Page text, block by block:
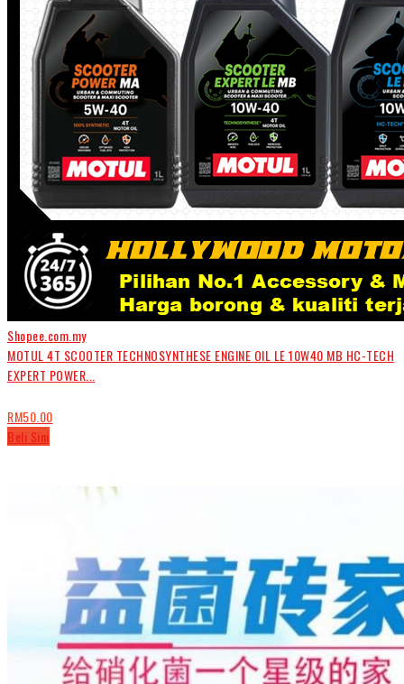
Shopee.com.my
MOTUL 4T SCOOTER TECHNOSYNTHESE ENGINE OIL LE 10W40 MB HC-TECH
EXPERT POWER...
RM50.00
Beli Sini